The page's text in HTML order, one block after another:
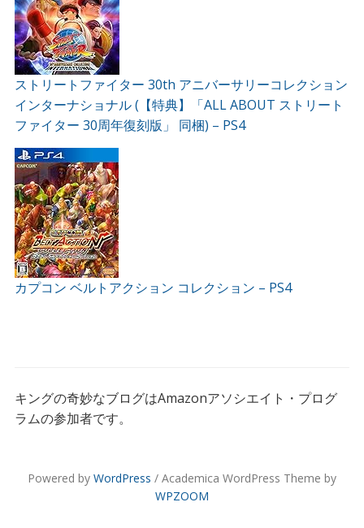
ストリートファイター 30th アニバーサリーコレクション
インターナショナル (【特典】「ALL ABOUT ストリート
ファイター 30周年復刻版」 同梱) – PS4
カプコン ベルトアクション コレクション – PS4
キングの奇妙なブログはAmazonアソシエイト・プログ
ラムの参加者です。
Powered by WordPress / Academica WordPress Theme by
WPZOOM